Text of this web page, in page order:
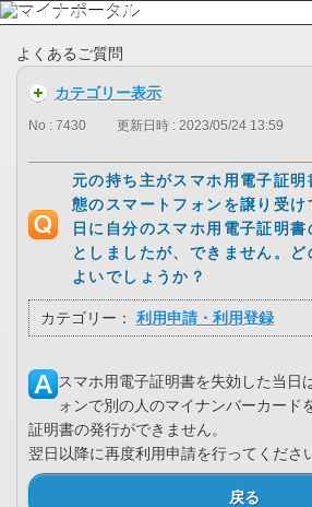
よくあるご質問
カテゴリー表示
No : 7430 更新日時 : 2023/05/24 13:59
元の持ち主がスマホ用電子証
態のスマートフォンを譲り受け
日に自分のスマホ用電子証明書
としましたが、できません。
よいでしょうか？
カテゴリー： 利用申請・利用登録
スマホ用電子証明書を失効した当日
ォンで別の人のマイナンバーカード
証明書の発行ができません。
翌日以降に再度利用申請を行ってくださ
戻る